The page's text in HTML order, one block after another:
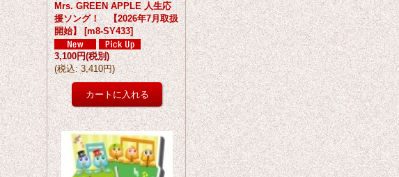
Mrs. GREEN APPLE 人生応
援ソング！ 【2026年7月取扱
開始】 [m8-SY433]
3,100円(税別)
(税込: 3,410円)